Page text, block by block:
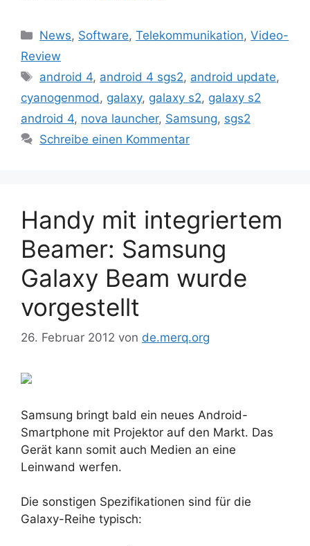
Kategorien
News, Software,Telekommunikation,Video-
Review
Schlagwörter
android 4, android 4 sgs2, android update,
cyanogenmod , galaxy, galaxy s2, galaxy s2
android 4, nova launcher, Samsung, sgs2
Schreibe einen Kommentar
Handy mit integriertem
Beamer: Samsung
Galaxy Beam wurde
vorgestellt
26. Februar 2012 von de.merq.org
Samsung bringt bald ein neues Android-
Smartphone mit Projektor auf den Markt. Das
Gerät kann somit auch Medien an eine
Leinwand werfen.
Die sonstigen Spezifikationen sind für die
Galaxy-Reihe typisch: